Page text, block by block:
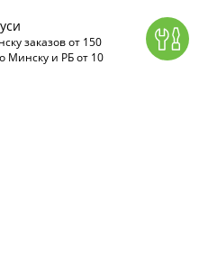
заказов от 150
Минску и РБ от 10